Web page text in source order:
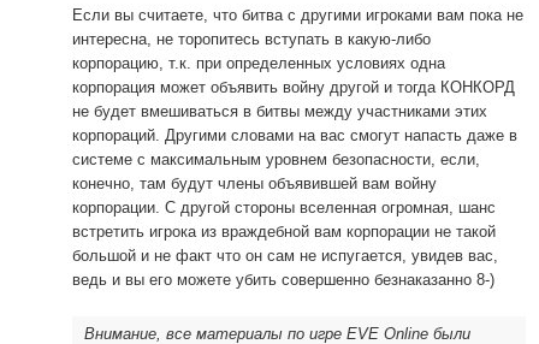
Если вы считаете, что битва с другими игроками вам пока не
интересна, не торопитесь вступать в какую-либо
корпорацию, т.к. при определенных условиях одна
корпорация может объявить войну другой и тогда КОНКОРД
не будет вмешиваться в битвы между участниками этих
корпораций. Другими словами на вас смогут напасть даже в
системе с максимальным уровнем безопасности, если,
конечно, там будут члены объявившей вам войну
корпорации. С другой стороны вселенная огромная, шанс
встретить игрока из враждебной вам корпорации не такой
большой и не факт что он сам не испугается, увидев вас,
ведь и вы его можете убить совершенно безнаказанно 8-)
Внимание, все материалы по игре EVE Online были